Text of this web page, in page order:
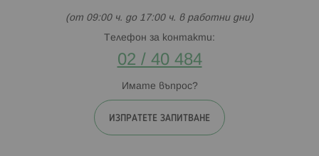
(от 09:00 ч. до 17:00 ч. в работни дни)
Телефон за контакти:
02 / 40 484
Имате въпрос?
ИЗПРАТЕТЕ ЗАПИТВАНЕ